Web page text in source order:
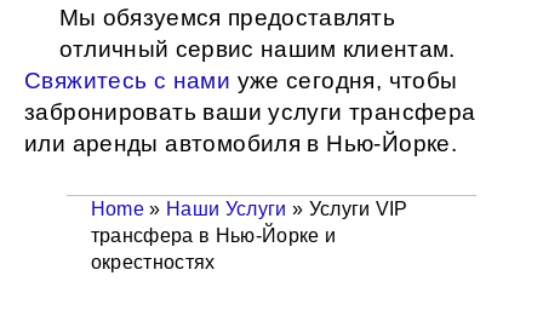
Мы обязуемся предоставлять
отличный сервис нашим клиентам.
Свяжитесь с нами уже сегодня, чтобы
забронировать ваши услуги трансфера
или аренды автомобиля в Нью-Йорке.
Home » Наши Услуги » Услуги VIP
трансфера в Нью-Йорке и
окрестностях